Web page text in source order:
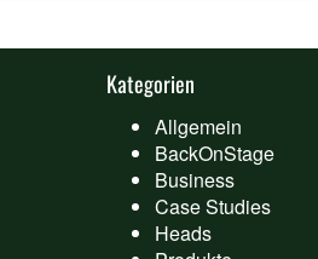
Kategorien
Allgemein
BackOnStage
Business
Case Studies
Heads